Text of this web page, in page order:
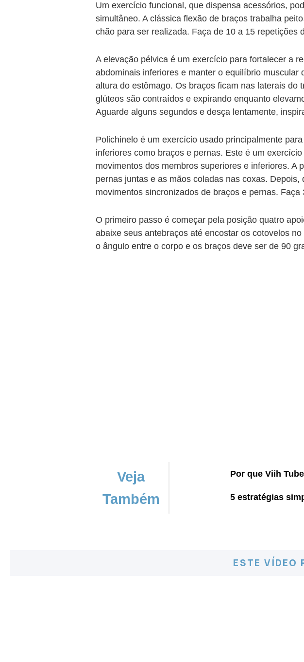
Um exercício funcional, que dispensa acessórios,
simultâneo. A clássica flexão de braços trabalha
chão para ser realizada. Faça de 10 a 15 repetições
A elevação pélvica é um exercício para fortalecer a
abdominais inferiores e manter o equilíbrio
altura do estômago. Os braços ficam nas laterais
glúteos são contraídos e expirando enquanto
Aguarde alguns segundos e desça lentamente,
Polichinelo é um exercício usado principalmente
inferiores como braços e pernas. Este é um
movimentos dos membros superiores e inferiores.
pernas juntas e as mãos coladas nas coxas.
movimentos sincronizados de braços e pernas.
O primeiro passo é começar pela posição quatro
abaixe seus antebraços até encostar os cotovelos
o ângulo entre o corpo e os braços deve ser de 90
Veja
Também
Por que Viih
5 estratégias
ESTE VÍDEO